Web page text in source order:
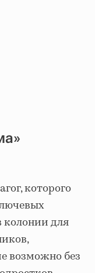
которого
колонии для
возможно без